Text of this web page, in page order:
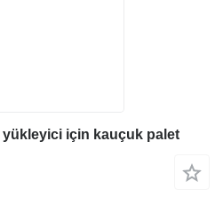
yükleyici için kauçuk palet